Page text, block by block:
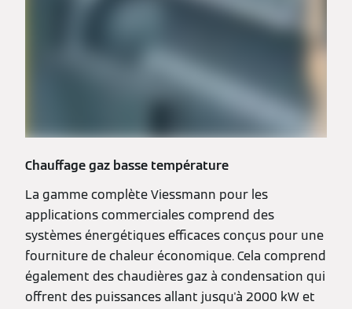
Chauffage gaz basse température
La gamme complète Viessmann pour les
applications commerciales comprend des
systèmes énergétiques efficaces conçus pour une
fourniture de chaleur économique. Cela comprend
également des chaudières gaz à condensation qui
offrent des puissances allant jusqu'à 2000 kW et